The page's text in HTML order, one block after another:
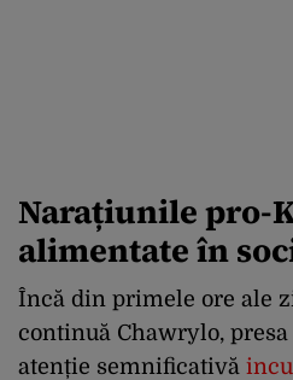
Narațiunilepro-
alimentateîn
Încă din primele ore ale
continuă Chawrylo, presa
atenție semnificativă